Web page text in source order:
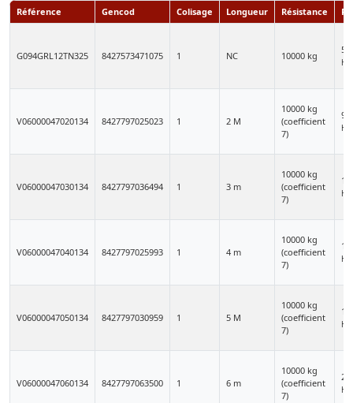
Référence Gencod Colisage Longueur Résistance
G094GRL12TN325 8427573471075 1 NC 10000 kg
HT
V06000047020134 8427797025023 1 2 M
10000 kg
(coefficient
7)
HT
V06000047030134 8427797036494 1 3 m
10000 kg
(coefficient
7)
HT
V06000047040134 8427797025993 1 4 m
10000 kg
(coefficient
7)
HT
V06000047050134 8427797030959 1 5 M
10000 kg
(coefficient
7)
HT
V06000047060134 8427797063500 1 6 m
10000 kg
(coefficient
7)
HT